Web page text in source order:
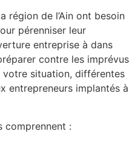
de l’Ain ont besoin
pérenniser leur
entreprise à dans
contre les imprévus
situation, différentes
entrepreneurs implantés à
comprennent :